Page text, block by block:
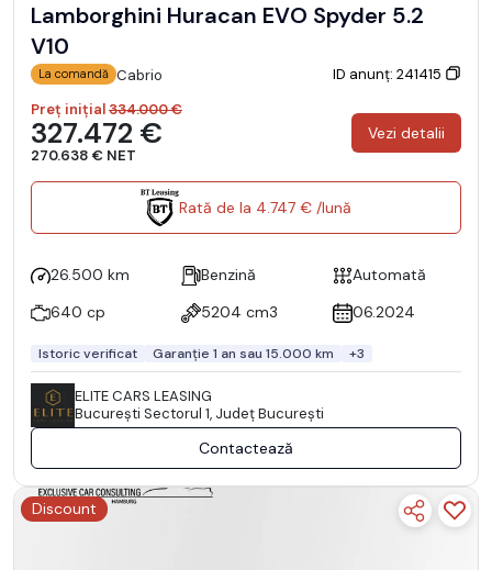
Lamborghini Huracan EVO Spyder 5.2
V10
La comandă Cabrio
ID anunț: 241415
Preț inițial334.000 €
327.472 €
270.638 € NET
Vezi detalii
Rată de la 4.747 € /lună
26.500 km Benzină
Automată
640 cp
5204 cm3 06.2024
Istoric verificat Garanție 1 an sau 15.000 km +3
ELITE CARS LEASING
Bucureşti Sectorul 1, Județ București
Contactează
Discount